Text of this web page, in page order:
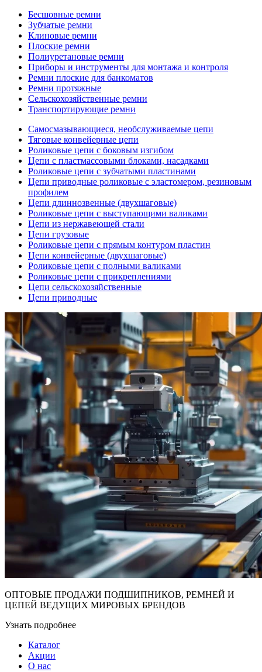
Бесшовные ремни
Зубчатые ремни
Клиновые ремни
Плоские ремни
Полиуретановые ремни
Приборы и инструменты для монтажа и контроля
Ремни плоские для банкоматов
Ремни протяжные
Сельскохозяйственные ремни
Транспортирующие ремни
Самосмазывающиеся, необслуживаемые цепи
Тяговые конвейерные цепи
Роликовые цепи с боковым изгибом
Цепи с пластмассовыми блоками, насадками
Роликовые цепи с зубчатыми пластинами
Цепи приводные роликовые с эластомером, резиновым
профилем
Цепи длиннозвенные (двухшаговые)
Роликовые цепи с выступающими валиками
Цепи из нержавеющей стали
Цепи грузовые
Роликовые цепи с прямым контуром пластин
Цепи конвейерные (двухшаговые)
Роликовые цепи с полными валиками
Роликовые цепи с прикреплениями
Цепи сельскохозяйственные
Цепи приводные
ОПТОВЫЕ ПРОДАЖИ ПОДШИПНИКОВ, РЕМНЕЙ И
ЦЕПЕЙ ВЕДУЩИХ МИРОВЫХ БРЕНДОВ
Узнать подробнее
Каталог
Акции
О нас